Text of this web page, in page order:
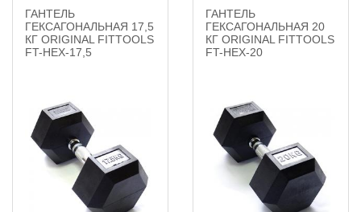
ГАНТЕЛЬ
ГЕКСАГОНАЛЬНАЯ 17,5
КГ ORIGINAL FITTOOLS
FT-HEX-17,5
ГАНТЕЛЬ
ГЕКСАГОНАЛЬНАЯ 20
КГ ORIGINAL FITTOOLS
FT-HEX-20